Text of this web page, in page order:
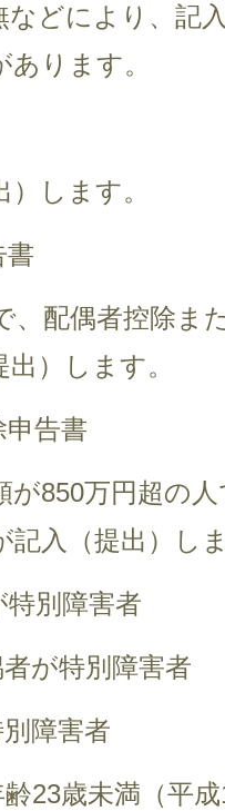
などにより、記
ります。
します。
配偶者控除ま
）します。
告書
850万円超の
記入（提出）し
別障害者
が特別障害者
障害者
歳未満（平成